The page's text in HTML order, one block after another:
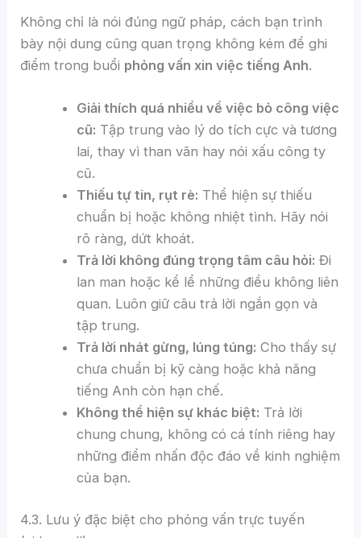
Không chỉ là nói đúng ngữ pháp, cách bạn trình
bày nội dung cũng quan trọng không kém để ghi
điểm trong buổi phỏng vấn xin việc tiếng Anh.
Giải thích quá nhiều về việc bỏ công việc
cũ: Tập trung vào lý do tích cực và tương
lai, thay vì than vãn hay nói xấu công ty
cũ.
Thiếu tự tin, rụt rè: Thể hiện sự thiếu
chuẩn bị hoặc không nhiệt tình. Hãy nói
rõ ràng, dứt khoát.
Trả lời không đúng trọng tâm câu hỏi: Đi
lan man hoặc kể lể những điều không liên
quan. Luôn giữ câu trả lời ngắn gọn và
tập trung.
Trả lời nhát gừng, lúng túng: Cho thấy sự
chưa chuẩn bị kỹ càng hoặc khả năng
tiếng Anh còn hạn chế.
Không thể hiện sự khác biệt: Trả lời
chung chung, không có cá tính riêng hay
những điểm nhấn độc đáo về kinh nghiệm
của bạn.
4.3. Lưu ý đặc biệt cho phỏng vấn trực tuyến